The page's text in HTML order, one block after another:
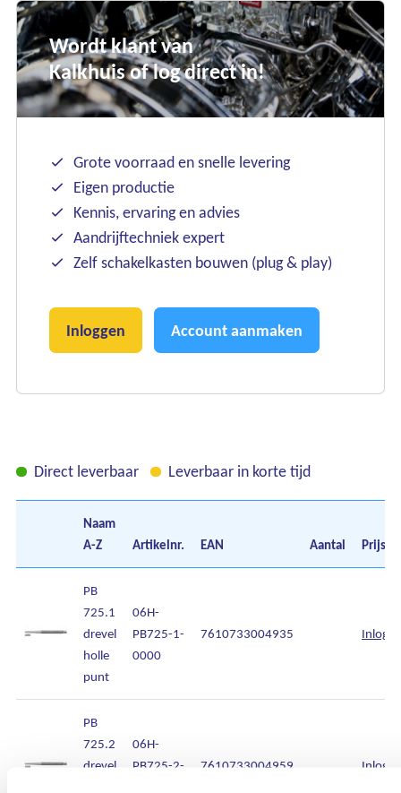
Ons assortiment
Onze merken
Over Kalkhuis
Wordt klant van
Kalkhuis of log direct in!
Grote voorraad en snelle levering
Eigen productie
Kennis, ervaring en advies
Aandrijftechniek expert
Zelf schakelkasten bouwen (plug & play)
Inloggen Account aanmaken
Direct leverbaar Leverbaar in korte tijd
Naam
A-Z
Artikelnr. EAN Aantal Prijs
PB
725.1
drevel
holle
punt
06H-
PB725-1-
0000
7610733004935
PB
725.2
drevel
06H-
PB725-2-
7610733004959